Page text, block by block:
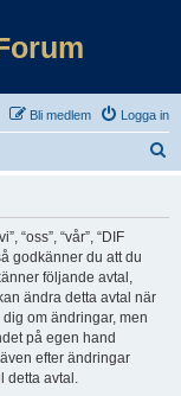
Logga in
Bli medlem
“oss”, “vår”, “DIF
godkänner du att du
följande avtal,
ändra detta avtal när
om ändringar, men
på egen hand
efter ändringar
detta avtal.